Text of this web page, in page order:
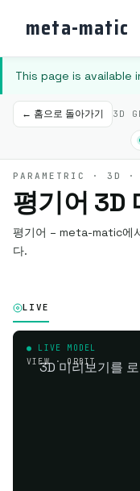
meta-matic
This page is available
← 홈으로 돌아가기 3D
PARAMETRIC · 3D ·
평기어 3D
평기어 – meta-matic에
다.
LIVE
● LIVE MODEL
VIEW · ORBIT
3D 미리보기를